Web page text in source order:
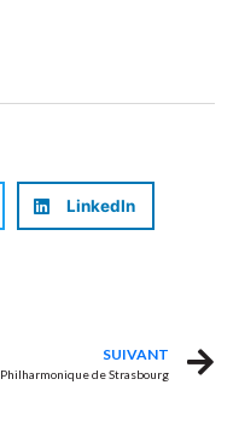
LinkedIn
SUIVANT
Philharmonique de Strasbourg